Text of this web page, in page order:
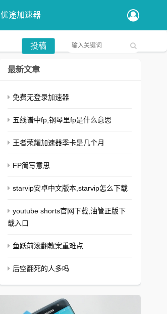
优途加速器
投稿
最新文章
免费无登录加速器
五线谱中fp,钢琴里fp是什么意思
王者荣耀加速器季卡是几个月
FP简写意思
starvip安卓中文版本,starvip怎么下载
youtube shorts官网下载,油管正版下
载入口
鱼跃前滚翻教案重难点
后空翻死的人多吗